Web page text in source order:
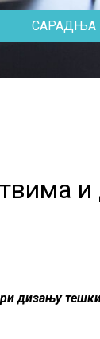
САРАДЊА
и
дизању